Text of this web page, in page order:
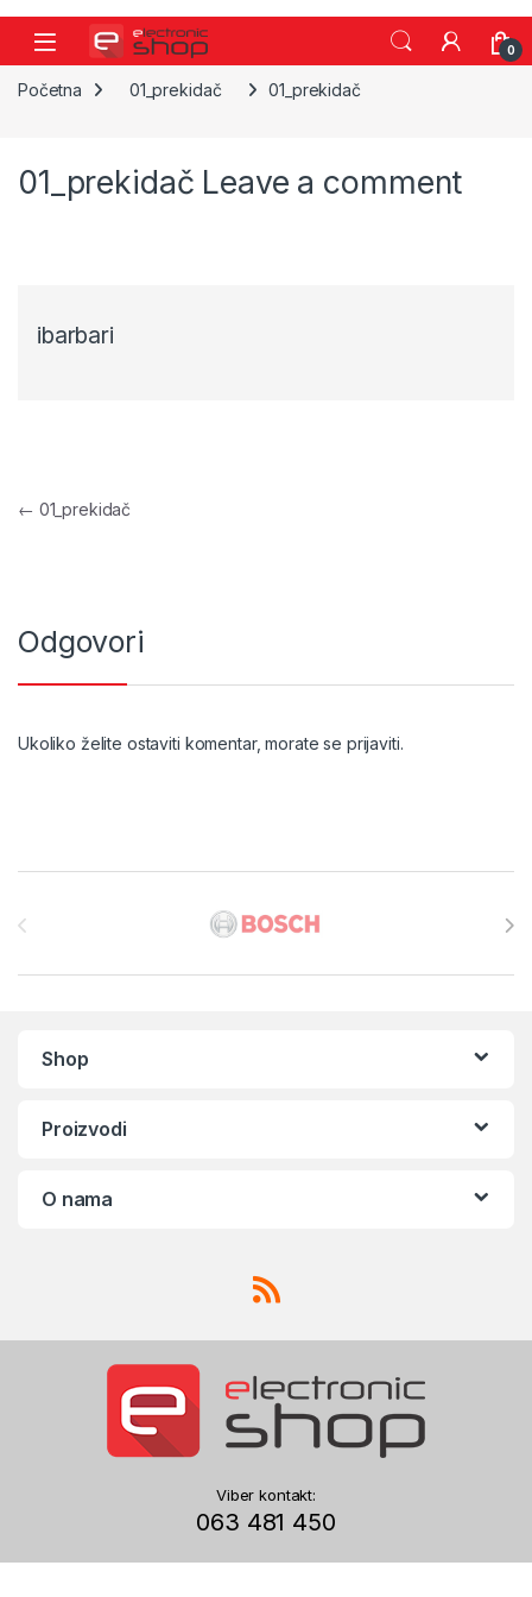
Skip to navigation
Skip to content
0
Početna 01_prekidač 01_prekidač
01_prekidač Leave a comment
ibarbari
Navigacija objava
← 01_prekidač
Odgovori
Ukoliko želite ostaviti komentar, morate se prijaviti.
Shop
Proizvodi
O nama
Viber kontakt:
063 481 450